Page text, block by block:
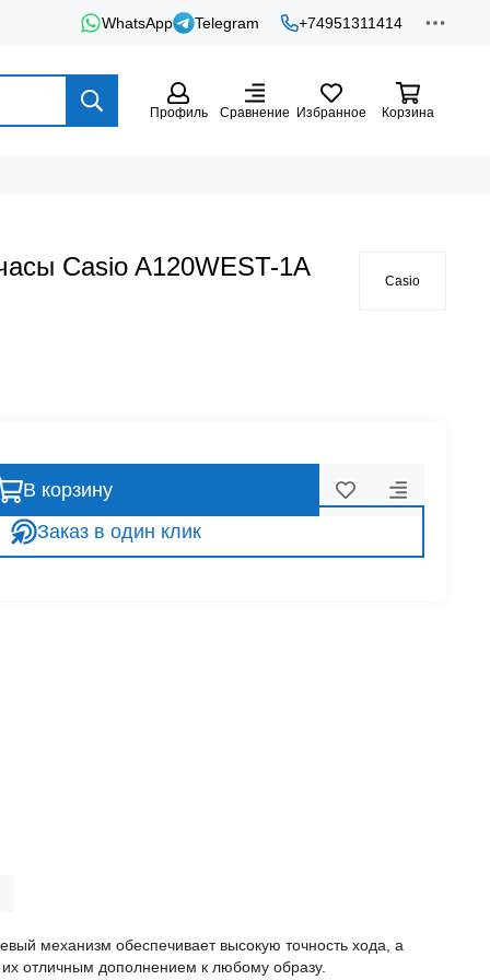
WhatsApp Telegram +74951311414
Профиль Сравнение Избранное Корзина
Casio A120WEST-1A
Casio
В корзину
Заказ в один клик
механизм обеспечивает высокую точность хода, а
отличным дополнением к любому образу.